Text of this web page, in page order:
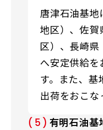
唐津石油基
地区）、佐
区）、長崎県
へ安定供給を
す。また、
出荷をおこな
(5) 有明石油基